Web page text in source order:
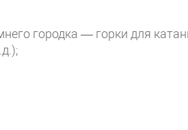
городка — горки для